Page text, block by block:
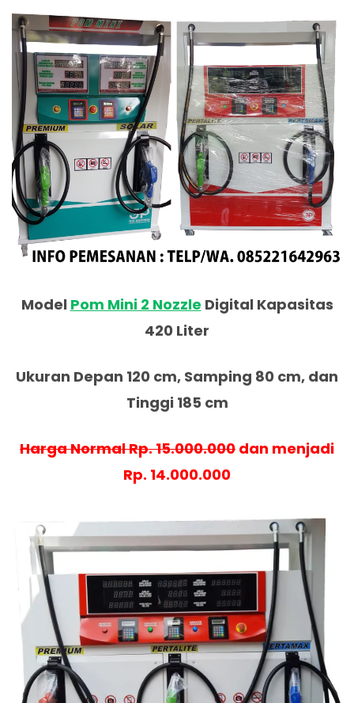
Model Pom Mini 2 Nozzle Digital Kapasitas
420 Liter
Ukuran Depan 120 cm, Samping 80 cm, dan
Tinggi 185 cm
Harga Normal Rp. 15.000.000 dan menjadi
Rp. 14.000.000